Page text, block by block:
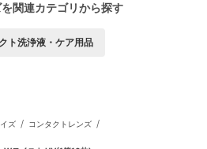
関連カテゴリから探す
ト洗浄液・ケア用品
ズ / コンタクトレンズ /